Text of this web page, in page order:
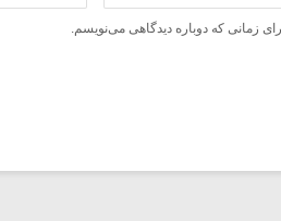
زمانی که دوباره دیدگاهی می‌نویسم.